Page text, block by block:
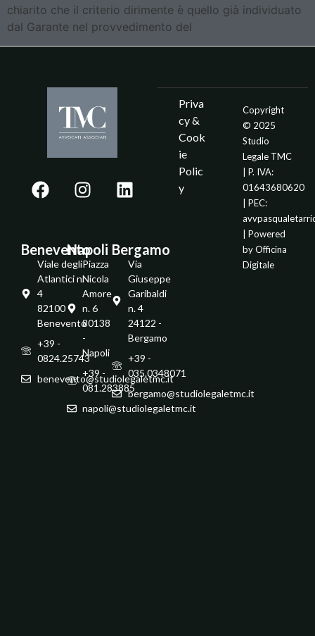
chiarito che il criterio dirimente è quello già individuato
dal Garante nel provvedimento del
Benevento
Viale degli
Atlantici n.
4
82100 -
Benevento
+39 -
0824.25743
benevento@studiolegaletmc.it
Napoli
Piazza
Nicola
Amore
n. 6
80138
-
Napoli
+39 -
081.283885
napoli@studiolegaletmc.it
Bergamo
Via
Giuseppe
Garibaldi
n. 4
24122 -
Bergamo
+39 -
035.0348071
bergamo@studiolegaletmc.it
Priva
cy &
Cook
ie
Polic
y
Copyright
© 2025
Studio
Legale TMC
| P. IVA:
01643680620
| PEC:
| Powered
byOfficina
Digitale